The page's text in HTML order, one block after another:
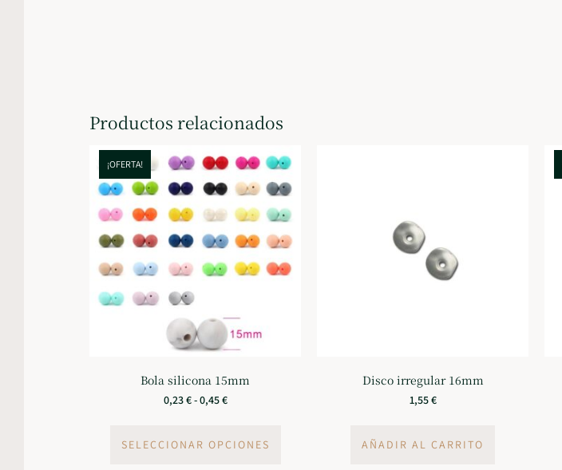
Productos relacionados
¡OFERTA!
Bola silicona 15mm
0,23€-0,45€
SELECCIONAR OPCIONES
Disco irregular 16mm
1,55€
AÑADIR AL CARRITO